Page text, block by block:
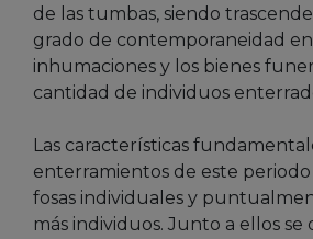
de las tumbas, siendo
grado de contemporaneidad
inhumaciones y los bienes
cantidad de individuos
Las características
enterramientos de este
fosas individuales y
más individuos. Junto a ellos se